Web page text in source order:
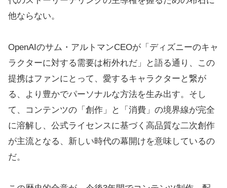
他ならない。
OpenAIのサム・アルトマンCEOが「ディズニーのキャ
ラクターに対する需要は桁外れだ」と語る通り、この
提携はファンにとって、愛するキャラクターと繋が
る、より豊かでパーソナルな方法を生み出す。そし
て、コンテンツの「創作」と「消費」の境界線が完全
に溶解し、公式ライセンスに基づく高品質な二次創作
が主流となる、新しい時代の幕開けを意味しているの
だ。